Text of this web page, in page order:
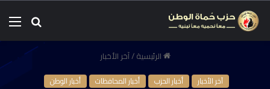
الرئيسية/آخر الأخبار
آخر الأخبار أخبار الحزب أخبار المحافظات أخبار الوطن